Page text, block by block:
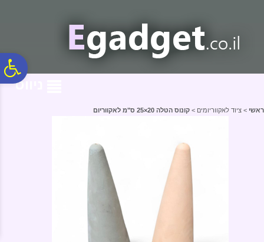
המרכזי
ניווט
ראשי > ציוד לאקווריומים > קונוס הטלה 20×25 ס"מ לאקווריום